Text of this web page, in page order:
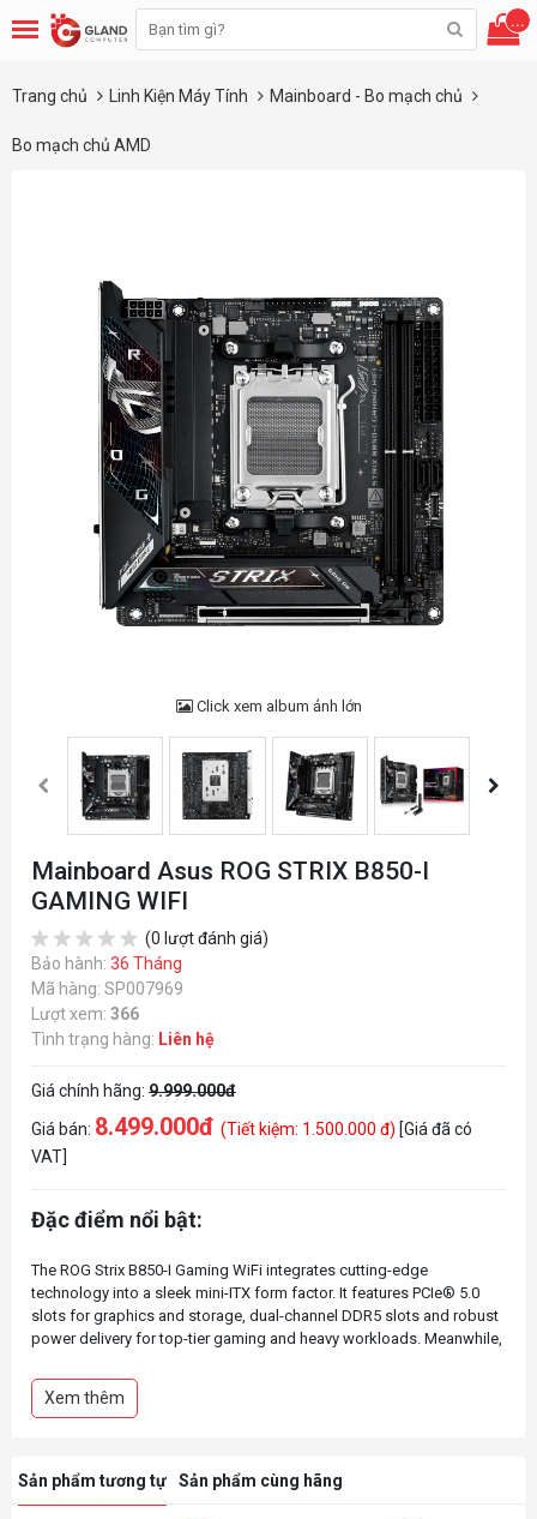
...
Trang chủ Linh Kiện Máy Tính Mainboard - Bo mạch chủ
Bo mạch chủ AMD
Click xem album ảnh lớn
Mainboard Asus ROG STRIX B850-I
GAMING WIFI
(0 lượt đánh giá)
Bảo hành: 36 Tháng
Mã hàng: SP007969
Lượt xem: 366
Tình trạng hàng: Liên hệ
Giá chính hãng: 9.999.000đ
Giá bán: 8.499.000đ (Tiết kiệm: 1.500.000 đ) [Giá đã có
VAT]
Đặc điểm nổi bật:
The ROG Strix B850-I Gaming WiFi integrates cutting-edge
technology into a sleek mini-ITX form factor. It features PCIe® 5.0
slots for graphics and storage, dual-channel DDR5 slots and robust
power delivery for top-tier gaming and heavy workloads. Meanwhile,
ensures ultra-fast connectivity. This platform delivers the power and
Xem thêm
Sản phẩm tương tự Sản phẩm cùng hãng